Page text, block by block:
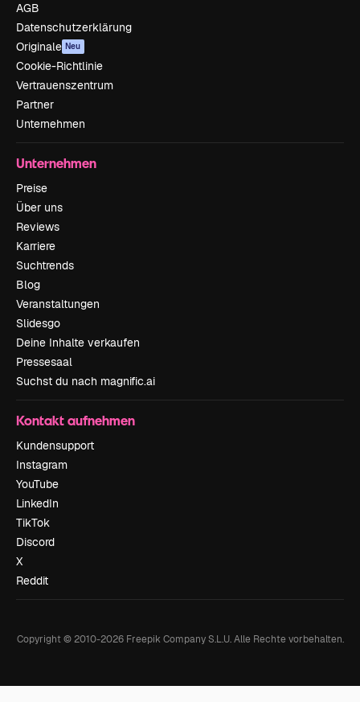
AGB
Datenschutzerklärung
Originale Neu
Cookie-Richtlinie
Vertrauenszentrum
Partner
Unternehmen
Unternehmen
Preise
Über uns
Reviews
Karriere
Suchtrends
Blog
Veranstaltungen
Slidesgo
Deine Inhalte verkaufen
Pressesaal
Suchst du nach magnific.ai
Kontakt aufnehmen
Kundensupport
Instagram
YouTube
LinkedIn
TikTok
Discord
X
Reddit
Copyright © 2010-2026Freepik Company S.L.U. Alle Rechte vorbehalten.